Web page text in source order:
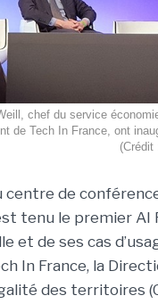
chef du service
de Tech In France, ont
(Crédit
centre de
tenu le premier
et de ses cas
In France, la
des territoires